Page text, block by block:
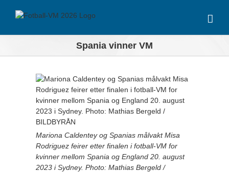
Spania vinner VM
Mariona Caldentey og Spanias målvakt Misa
Rodriguez feirer etter finalen i fotball-VM for
kvinner mellom Spania og England 20. august
2023 i Sydney. Photo: Mathias Bergeld /